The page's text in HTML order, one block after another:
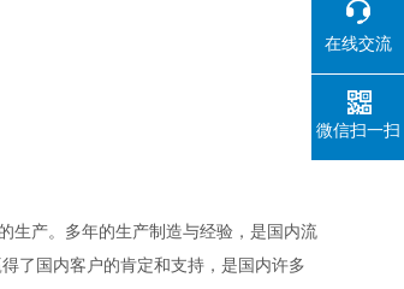
生产。多年的生产制造与经验，是国内流
了国内客户的肯定和支持，是国内许多
在线交流
微信扫一扫